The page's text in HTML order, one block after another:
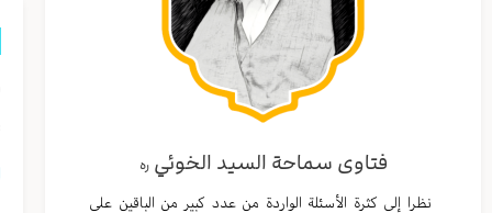
فتاوى سماحة السيد الخوئيره
نظرا إلى كثرة الأسئلة الواردة من عدد كبير من الباقين على